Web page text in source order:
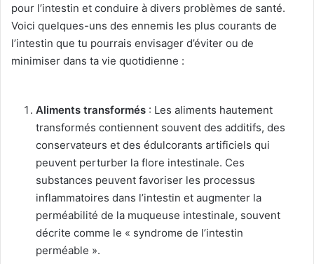
pour l’intestin et conduire à divers problèmes de santé.
Voici quelques-uns des ennemis les plus courants de
l’intestin que tu pourrais envisager d’éviter ou de
minimiser dans ta vie quotidienne :
Aliments transformés : Les aliments hautement
transformés contiennent souvent des additifs, des
conservateurs et des édulcorants artificiels qui
peuvent perturber la flore intestinale. Ces
substances peuvent favoriser les processus
inflammatoires dans l’intestin et augmenter la
perméabilité de la muqueuse intestinale, souvent
décrite comme le « syndrome de l’intestin
perméable ».